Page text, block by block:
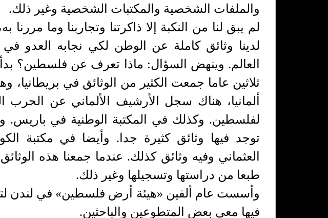
والملفات الشخصية والمكتبات الشخصية وغير ذلك.
لم يبق لنا من النكبة إلا ذاكرتنا وتجاربنا وما
لدينا وثائق كاملة عن الوطن لكي نجابه العدو في
العالم. وينهض السؤال: ماذا تعرف عن فلسطين؟
ثلاثين عاما جمعت الكثير من الوثائق في
ألمانيا، هناك سجل الأرشيف الألماني عن الحرب
لفلسطين. وكذلك في المكتبة الوطنية في باريس.
توجد فيها وثائق كثيرة جدا. وأيضا في مكتبة
العثماني وفيه وثائق كذلك. عندما جمعنا هذه
طبعا من دراستها وتسجيلها وغير ذلك.
وأسست عام ألفين «هيئة أرض فلسطين» في لندن
فيها معي بعض المتطوعين والباحثين.